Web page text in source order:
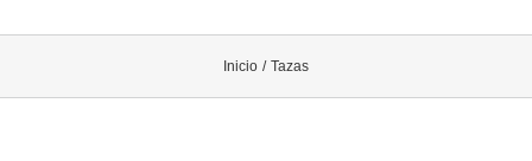
Inicio Tazas